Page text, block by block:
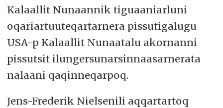
Kalaallit Nunaannik tiguaaniarluni
oqariartuuteqartarnera pissutigalugu
USA-p Kalaallit Nunaatalu akornanni
pissutsit ilungersunarsinnaasarnerata
nalaani qaqinneqarpoq.
Jens-Frederik Nielsenili aqqartartoq